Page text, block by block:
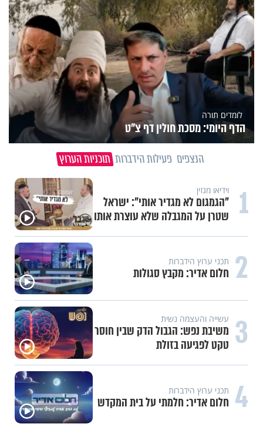
לומדים תורה
הדף היומי: מסכת חולין דף צ"ט
הנצפים פעילות הידברות תוכניות הערוץ
1 וידיאו מגזין
"הגמגום לא מגדיר אותי": ישראל
שטרן על המגבלה שלא עוצרת אותו
2 תכני ערוץ הידברות
חלום אדיר: מקבץ סגולות
3 עשייה והעצמה נשית
משיבת נפש: הגבול הדק שבין חוסר
טקט לפגיעה בזולת
4 תכני ערוץ הידברות
חלום אדיר: חלמתי על בית המקדש